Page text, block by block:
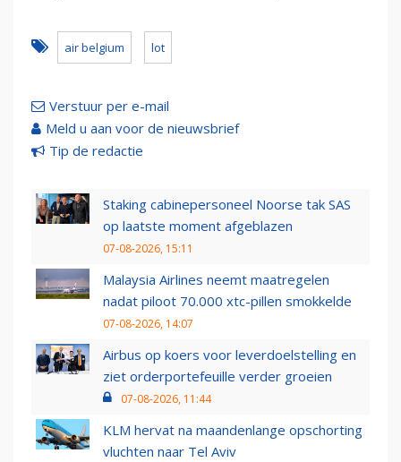
air belgium lot
Verstuur per e-mail
Meld u aan voor de nieuwsbrief
Tip de redactie
Staking cabinepersoneel Noorse tak SAS
op laatste moment afgeblazen
07-08-2026, 15:11
Malaysia Airlines neemt maatregelen
nadat piloot 70.000 xtc-pillen smokkelde
07-08-2026, 14:07
Airbus op koers voor leverdoelstelling en
ziet orderportefeuille verder groeien
07-08-2026, 11:44
KLM hervat na maandenlange opschorting
vluchten naar Tel Aviv